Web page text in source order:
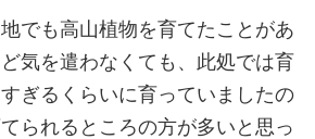
でも高山植物を育てたことがあ
気を遣わなくても、此処では育
ぎるくらいに育っていましたの
られるところの方が多いと思っ